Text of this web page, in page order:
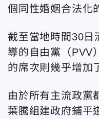
個同性婚姻合法化
截至當地時間30日
導的自由黨 （PVV）
的席次則 幾乎增加
由於所有主流政黨
葉騰組建政府鋪平